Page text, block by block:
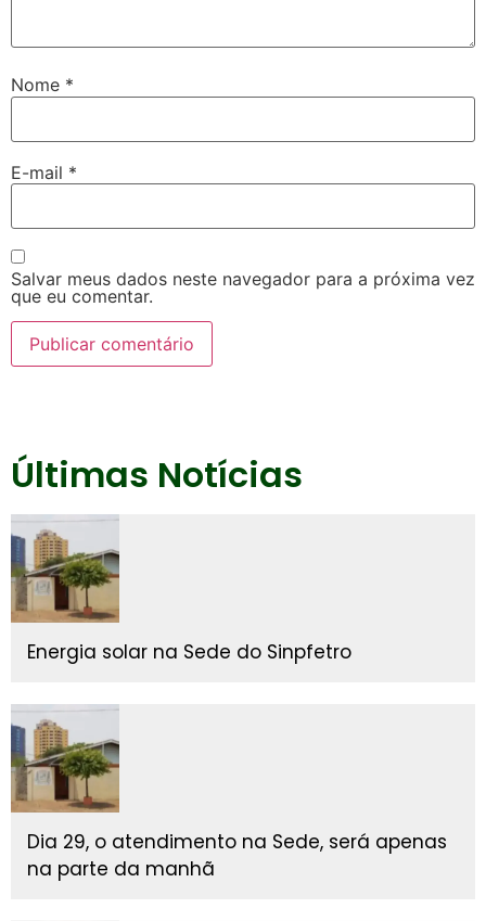
Nome *
E-mail *
Salvar meus dados neste navegador para a próxima vez
que eu comentar.
Últimas Notícias
Energia solar na Sede do Sinpfetro
Dia 29, o atendimento na Sede, será apenas
na parte da manhã